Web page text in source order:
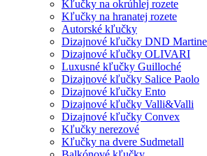
Kľučky na okrúhlej rozete
Kľučky na hranatej rozete
Autorské kľučky
Dizajnové kľučky DND
Dizajnové kľučky OLIVARI
Luxusné kľučky Guilloché
Dizajnové kľučky Salice Paolo
Dizajnové kľučky Ento
Dizajnové kľučky Valli&Valli
Dizajnové kľučky Convex
Kľučky nerezové
Kľučky na dvere Sudmetall